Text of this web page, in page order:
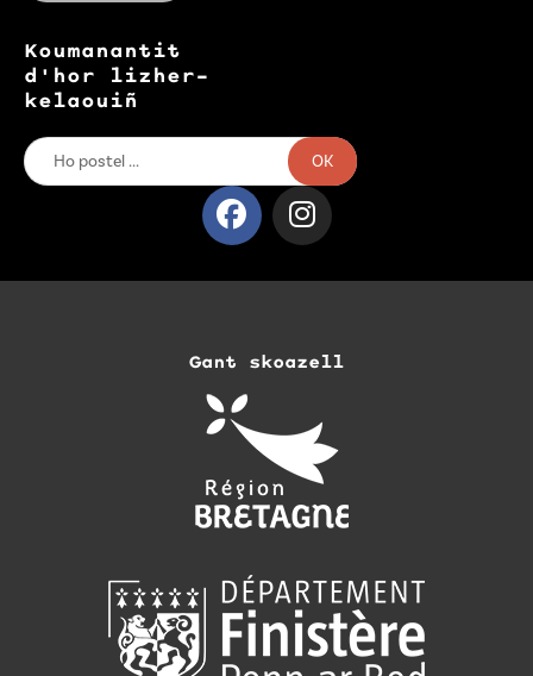
Koumanantit
d'hor lizher-
kelaouiñ
OK
Gant skoazell